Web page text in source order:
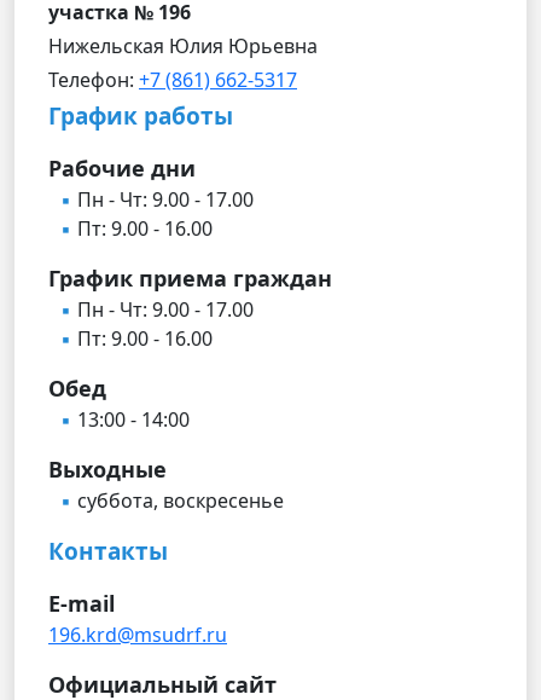
участка № 196
Нижельская Юлия Юрьевна
Телефон: +7 (861) 662-5317
График работы
Рабочие дни
Пн - Чт: 9.00 - 17.00
Пт: 9.00 - 16.00
График приема граждан
Пн - Чт: 9.00 - 17.00
Пт: 9.00 - 16.00
Обед
13:00 - 14:00
Выходные
суббота, воскресенье
Контакты
E-mail
196.krd@msudrf.ru
Официальный сайт